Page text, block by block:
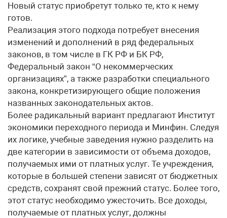
Новый статус приобретут только те, кто к нему
готов.
Реализация этого подхода потребует внесения
изменений и дополнений в ряд федеральных
законов, в том числе в ГК РФ и БК РФ,
Федеральный закон “О некоммерческих
организациях”, а также разработки специального
закона, конкретизирующего общие положения
названных законодательных актов.
Более радикальный вариант предлагают Институт
экономики переходного периода и Минфин. Следуя
их логике, учебные заведения нужно разделить на
две категории в зависимости от объема доходов,
получаемых ими от платных услуг. Те учреждения,
которые в большей степени зависят от бюджетных
средств, сохранят свой прежний статус. Более того,
этот статус необходимо ужесточить. Все доходы,
получаемые от платных услуг, должны